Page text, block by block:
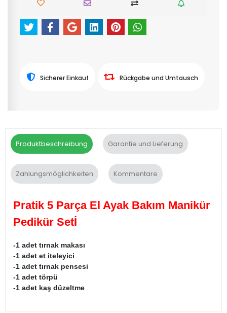
Sicherer Einkauf Rückgabe und Umtausch
Produktbeschreibung Garantie und Lieferung
Zahlungsmöglichkeiten Kommentare
Pratik 5 Parça El Ayak Bakım Manikür
Pedikür Setİ
-1 adet tırnak makası
-1 adet et iteleyici
-1 adet tırnak pensesi
-1 adet törpü
-1 adet kaş düzeltme